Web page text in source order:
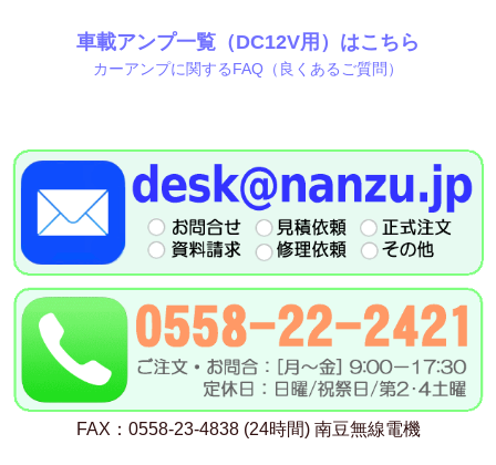
車載アンプ一覧（DC12V用）はこちら
カーアンプに関するFAQ（良くあるご質問）
FAX：0558-23-4838 (24時間) 南豆無線電機